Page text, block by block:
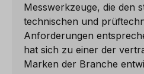
Messwerkzeuge, die den
technischen und
Anforderungen
hat sich zu einer der
Marken der Branche